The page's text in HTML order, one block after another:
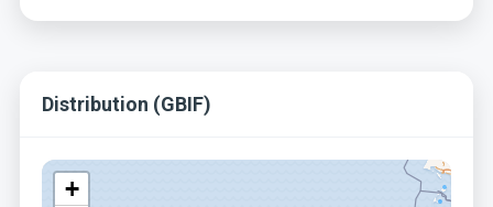
Distribution (GBIF)
+